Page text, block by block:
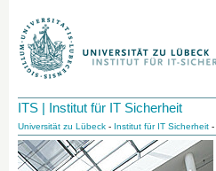
ITS | Institut für IT Sicherheit
Universität zu Lübeck - Institut für IT Sicherheit -